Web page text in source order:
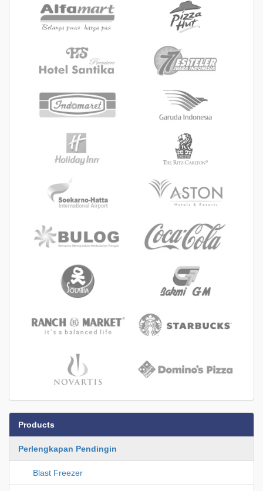
Products
Perlengkapan Pendingin
Blast Freezer